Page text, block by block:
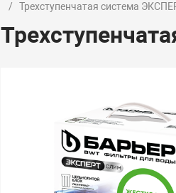
Трехступенчатая система